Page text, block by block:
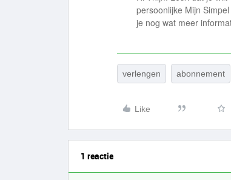
persoonlijke Mijn
je nog wat meer
verlengen abonnement
Like
1 reactie